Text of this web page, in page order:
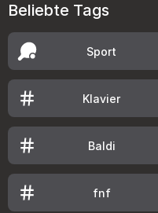
Beliebte Tags
Sport
Klavier
Baldi
fnf